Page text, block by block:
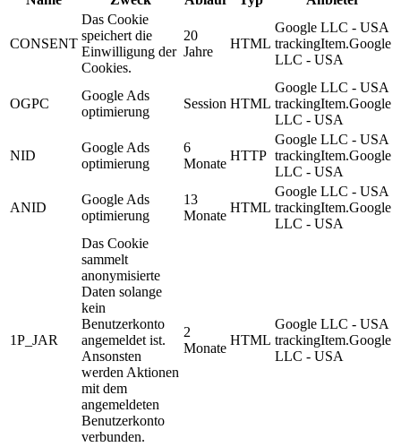
CONSENT
Das Cookie
speichert die
Einwilligung der
Cookies.
20
Jahre
HTML
Google LLC - USA
trackingItem.Google
LLC - USA
OGPC
Google Ads
optimierung
Session HTML
Google LLC - USA
trackingItem.Google
LLC - USA
NID
Google Ads
optimierung
6
Monate
HTTP
Google LLC - USA
trackingItem.Google
LLC - USA
ANID
Google Ads
optimierung
13
Monate
HTML
Google LLC - USA
trackingItem.Google
LLC - USA
1P_JAR
Das Cookie
sammelt
anonymisierte
Daten solange
kein
Benutzerkonto
angemeldet ist.
Ansonsten
werden Aktionen
mit dem
angemeldeten
Benutzerkonto
verbunden.
2
Monate
HTML
Google LLC - USA
trackingItem.Google
LLC - USA